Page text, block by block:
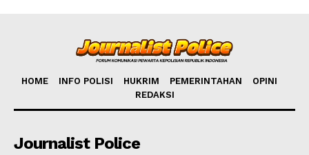
HOME INFO POLISI HUKRIM PEMERINTAHAN
OPINI
REDAKSI
Journalist Police